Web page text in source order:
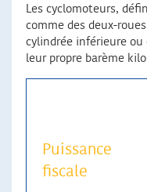
Les cyclomoteurs,
comme des deux-
cylindrée inférieure ou
leur propre barème
Puissance
fiscale